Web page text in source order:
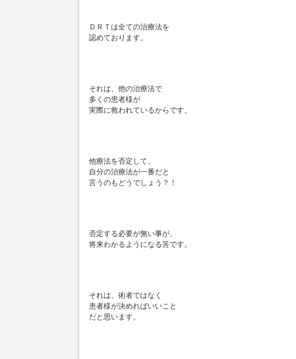
ＤＲＴは全ての治療法を
認めております。
それは、他の治療法で
多くの患者様が
実際に救われているからです。
他療法を否定して、
自分の治療法が一番だと
言うのもどうでしょう？！
否定する必要が無い事が、
将来わかるようになる筈です。
それは、術者ではなく
患者様が決めればいいこと
だと思います。